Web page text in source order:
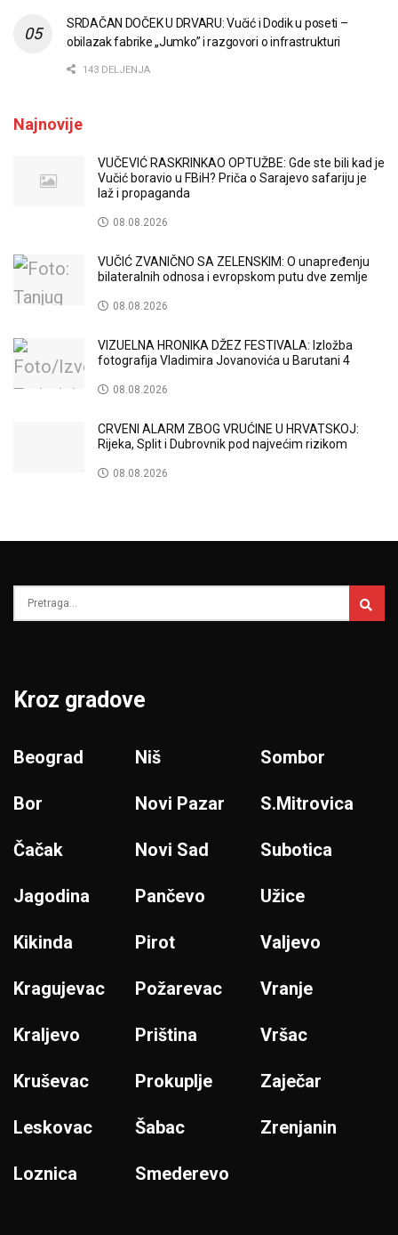
SRDAČAN DOČEK U DRVARU: Vučić i Dodik u poseti –
obilazak fabrike „Jumko” i razgovori o infrastrukturi
143 DELJENJA
Najnovije
VUČEVIĆ RASKRINKAO OPTUŽBE: Gde ste bili kad je
Vučić boravio u FBiH? Priča o Sarajevo safariju je
laž i propaganda
08.08.2026
VUČIĆ ZVANIČNO SA ZELENSKIM: O unapređenju
bilateralnih odnosa i evropskom putu dve zemlje
08.08.2026
VIZUELNA HRONIKA DŽEZ FESTIVALA: Izložba
fotografija Vladimira Jovanovića u Barutani 4
08.08.2026
CRVENI ALARM ZBOG VRUĆINE U HRVATSKOJ:
Rijeka, Split i Dubrovnik pod najvećim rizikom
08.08.2026
Kroz gradove
Beograd
Bor
Čačak
Jagodina
Kikinda
Kragujevac
Kraljevo
Kruševac
Leskovac
Loznica
Niš
Novi Pazar
Novi Sad
Pančevo
Pirot
Požarevac
Priština
Prokuplje
Šabac
Smederevo
Sombor
S.Mitrovica
Subotica
Užice
Valjevo
Vranje
Vršac
Zaječar
Zrenjanin